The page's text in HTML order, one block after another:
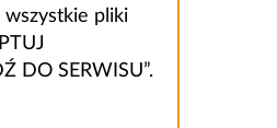
wszystkie pliki
DO SERWISU”.